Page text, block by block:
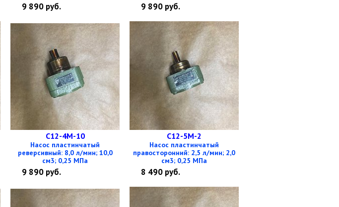
9 890 руб. 9 890 руб.
С12-4М-10
Насос пластинчатый
реверсивный: 8,0 л/мин; 10,0
см3; 0,25 МПа
9 890 руб.
С12-5М-2
Насос пластинчатый
правосторонний: 2,5 л/мин; 2,0
см3; 0,25 МПа
8 490 руб.